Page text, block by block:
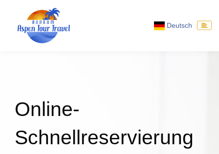
Deutsch
Online-
Schnellreservierung